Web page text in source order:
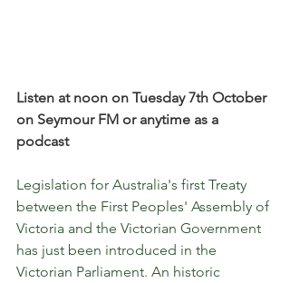
Listen at noon on Tuesday 7th October
on Seymour FM or anytime as a
podcast
Legislation for Australia's first Treaty
between the First Peoples' Assembly of
Victoria and the Victorian Government
has just been introduced in the
Victorian Parliament. An historic